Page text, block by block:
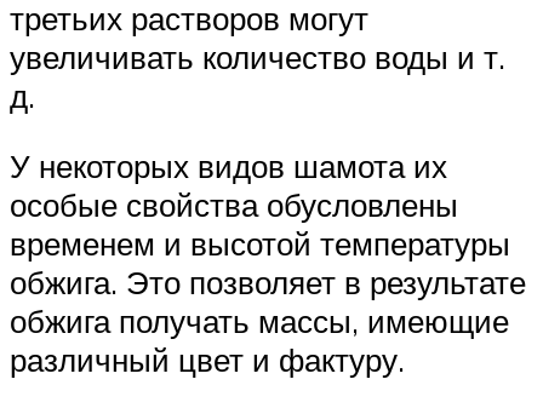
третьих растворов могут
увеличивать количество воды и т.
д.
У некоторых видов шамота их
особые свойства обусловлены
временем и высотой температуры
обжига. Это позволяет в результате
обжига получать массы, имеющие
различный цвет и фактуру.